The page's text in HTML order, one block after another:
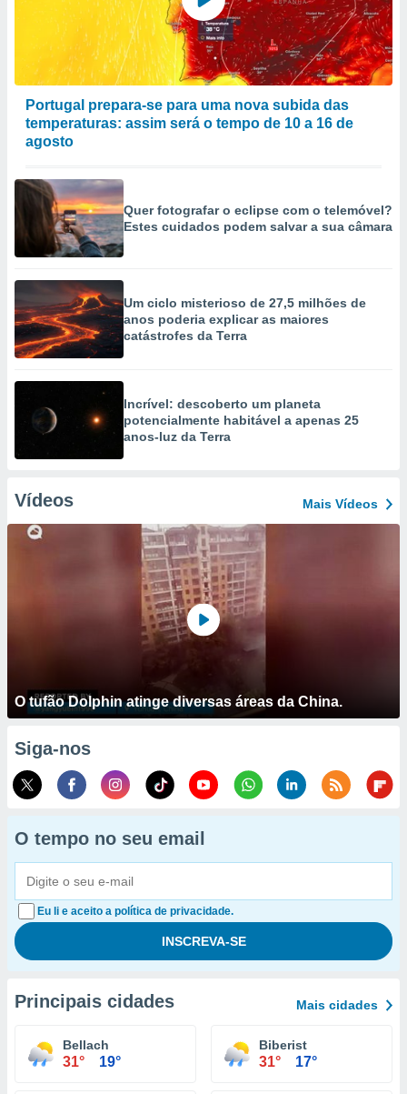
Portugal prepara-se para uma nova subida das
temperaturas: assim será o tempo de 10 a 16 de
agosto
Quer fotografar o eclipse com o telemóvel?
Estes cuidados podem salvar a sua câmara
Um ciclo misterioso de 27,5 milhões de
anos poderia explicar as maiores
catástrofes da Terra
Incrível: descoberto um planeta
potencialmente habitável a apenas 25
anos-luz da Terra
Vídeos Mais Vídeos
O tufão Dolphin atinge diversas áreas da China.
Siga-nos
O tempo no seu email
Eu li e aceito a política de privacidade.
Principais cidades Mais cidades
Bellach
31° 19°
Biberist
31° 17°